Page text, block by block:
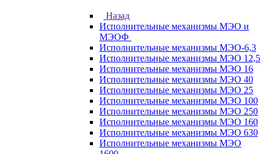
Назад
Исполнительные механизмы МЭО и
МЭОФ
Исполнительные механизмы МЭО-6,3
Исполнительные механизмы МЭО 12,5
Исполнительные механизмы МЭО 16
Исполнительные механизмы МЭО 40
Исполнительные механизмы МЭО 25
Исполнительные механизмы МЭО 100
Исполнительные механизмы МЭО 250
Исполнительные механизмы МЭО 160
Исполнительные механизмы МЭО 630
Исполнительные механизмы МЭО